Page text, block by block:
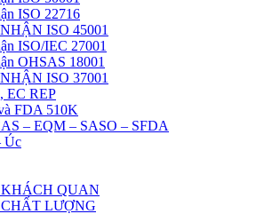
ISO 22716
ISO 45001
ISO/IEC 27001
OHSAS 18001
ISO 37001
EC REP
FDA 510K
– EQM – SASO – SFDA
Úc
QUAN
LƯỢNG